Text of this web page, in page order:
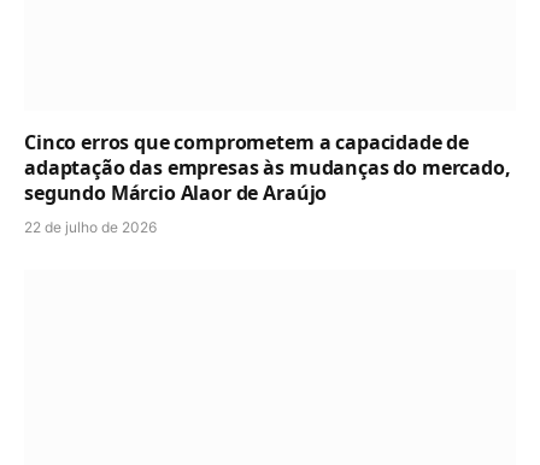
Cinco erros que comprometem a capacidade de
adaptação das empresas às mudanças do mercado,
segundo Márcio Alaor de Araújo
22 de julho de 2026